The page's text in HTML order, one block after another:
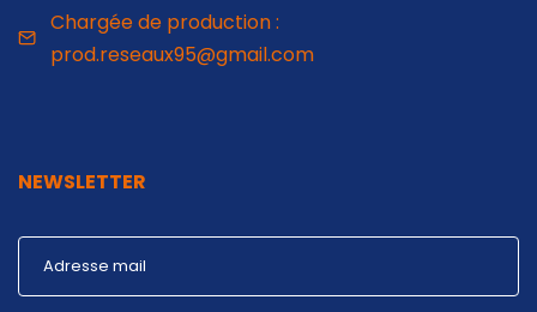
Chargée de production :
prod.reseaux95@gmail.com
NEWSLETTER